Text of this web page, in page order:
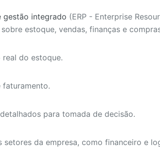
gestão integrado (ERP - Enterprise
estoque, vendas, finanças e
do estoque.
para tomada de decisão.
da empresa, como financeiro e